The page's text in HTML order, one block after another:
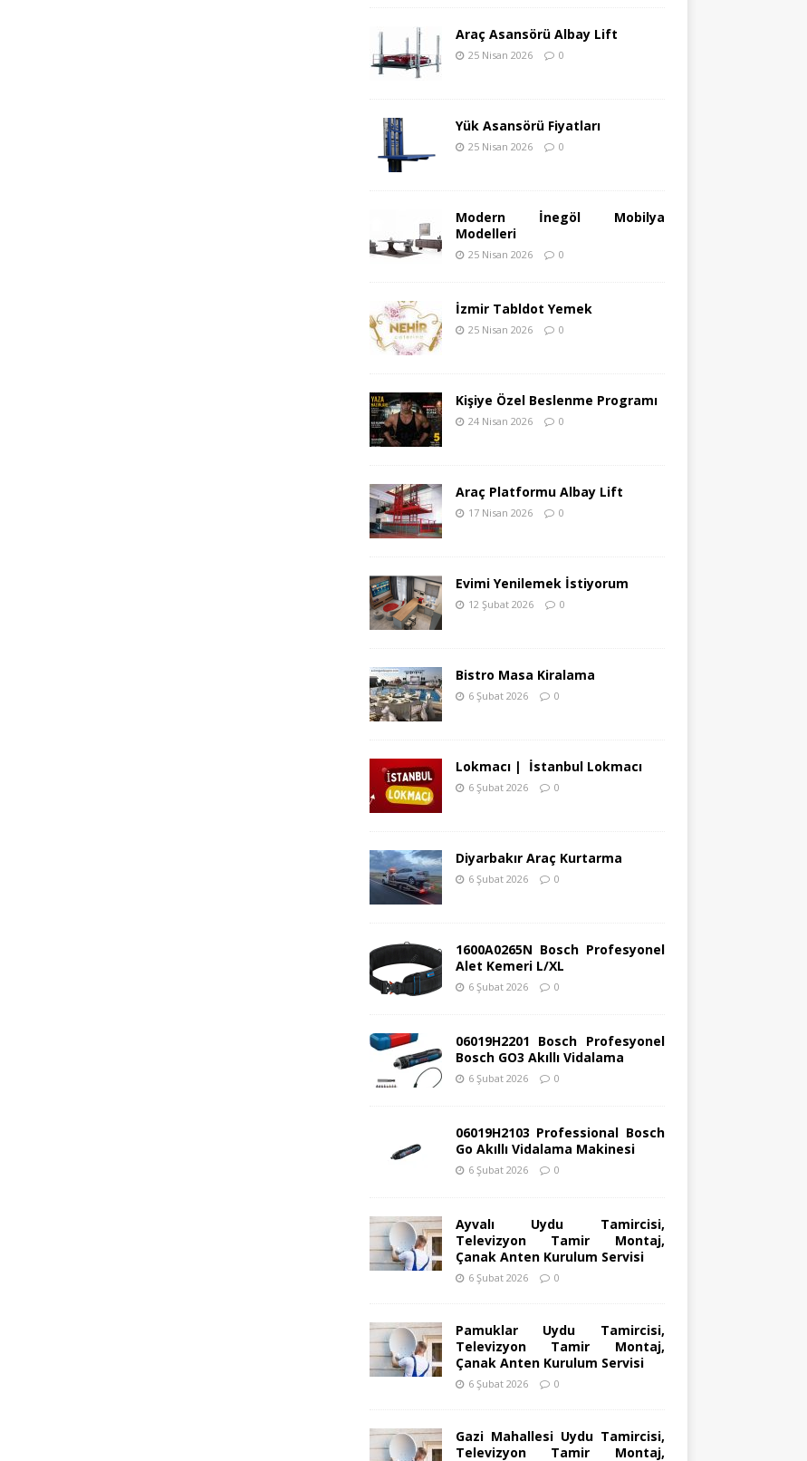
Araç Asansörü Albay Lift
25 Nisan 2026 0
Yük Asansörü Fiyatları
25 Nisan 2026 0
Modern İnegöl Mobilya
Modelleri
25 Nisan 2026 0
İzmir Tabldot Yemek
25 Nisan 2026 0
Kişiye Özel Beslenme Programı
24 Nisan 2026 0
Araç Platformu Albay Lift
17 Nisan 2026 0
Evimi Yenilemek İstiyorum
12 Şubat 2026 0
Bistro Masa Kiralama
6 Şubat 2026 0
Lokmacı | İstanbul Lokmacı
6 Şubat 2026 0
Diyarbakır Araç Kurtarma
6 Şubat 2026 0
1600A0265N Bosch Profesyonel
Alet Kemeri L/XL
6 Şubat 2026 0
06019H2201 Bosch Profesyonel
Bosch GO3 Akıllı Vidalama
6 Şubat 2026 0
06019H2103 Professional Bosch
Go Akıllı Vidalama Makinesi
6 Şubat 2026 0
Ayvalı Uydu Tamircisi,
Televizyon Tamir Montaj,
Çanak Anten Kurulum Servisi
6 Şubat 2026 0
Pamuklar Uydu Tamircisi,
Televizyon Tamir Montaj,
Çanak Anten Kurulum Servisi
6 Şubat 2026 0
Gazi Mahallesi Uydu Tamircisi,
Televizyon Tamir Montaj,